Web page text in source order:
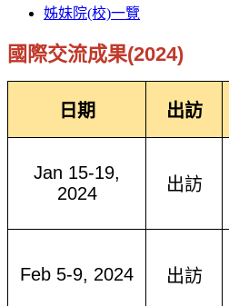
姊妹院(校)一覽
國際交流成果(2024)
日期 出訪
Jan 15-19,
2024
出訪
Feb 5-9, 2024 出訪